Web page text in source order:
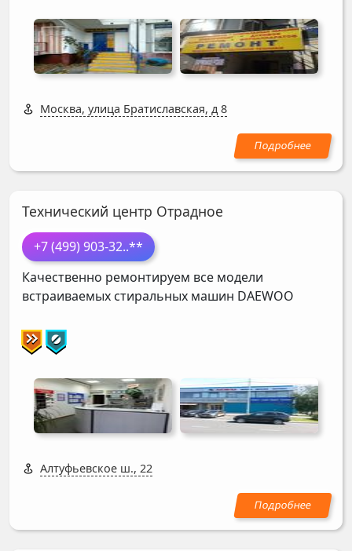
Москва, улица Братиславская, д 8
Технический центр Отрадное
+7 (499) 903-32..**
Качественно ремонтируем все модели
встраиваемых стиральных машин DAEWOO
Алтуфьевское ш., 22